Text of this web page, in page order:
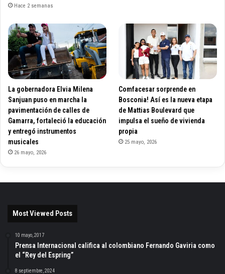
Hace 2 semanas
La gobernadora Elvia Milena
Sanjuan puso en marcha la
pavimentación de calles de
Gamarra, fortaleció la educación
y entregó instrumentos
musicales
26 mayo, 2026
Comfacesar sorprende en
Bosconia! Así es la nueva etapa
de Mattias Boulevard que
impulsa el sueño de vivienda
propia
25 mayo, 2026
Most Viewed Posts
10 mayo, 2017
Prensa Internacional califica al colombiano Fernando Gaviria como
el “Rey del Espring”
8 septiembre, 2024